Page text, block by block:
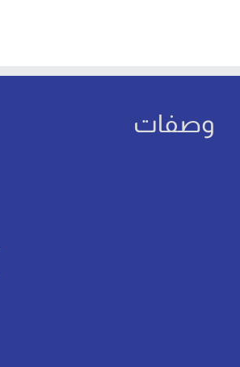
وصفات